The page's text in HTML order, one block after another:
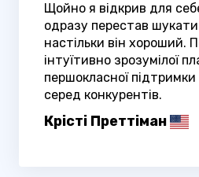
Щойно я відкрив для
одразу перестав шукати
настільки він хороший.
інтуїтивно зрозумілої
першокласної підтримки
серед конкурентів.
Крісті Преттіман